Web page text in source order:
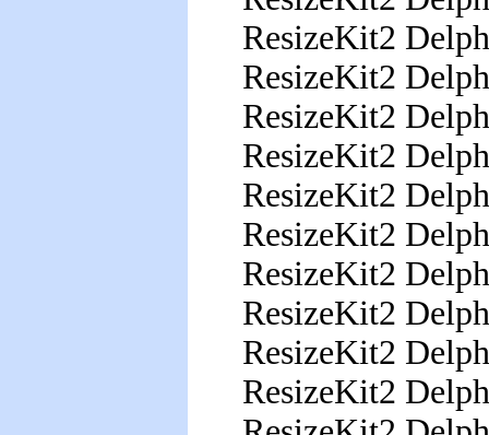
ResizeKit2
ResizeKit2
ResizeKit2
ResizeKit2
ResizeKit2
ResizeKit2
ResizeKit2
ResizeKit2
ResizeKit2
ResizeKit2